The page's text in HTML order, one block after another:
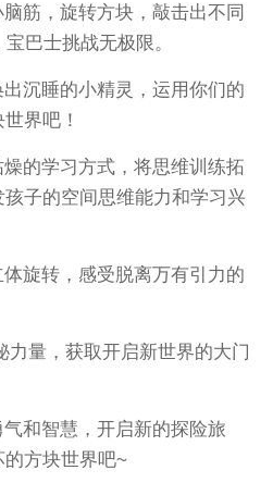
筋，旋转方块，敲击出不同
巴士挑战无极限。
沉睡的小精灵，运用你们的
界吧！
的学习方式，将思维训练拓
子的空间思维能力和学习兴
旋转，感受脱离万有引力的
力量，获取开启新世界的大门
和智慧，开启新的探险旅
方块世界吧~